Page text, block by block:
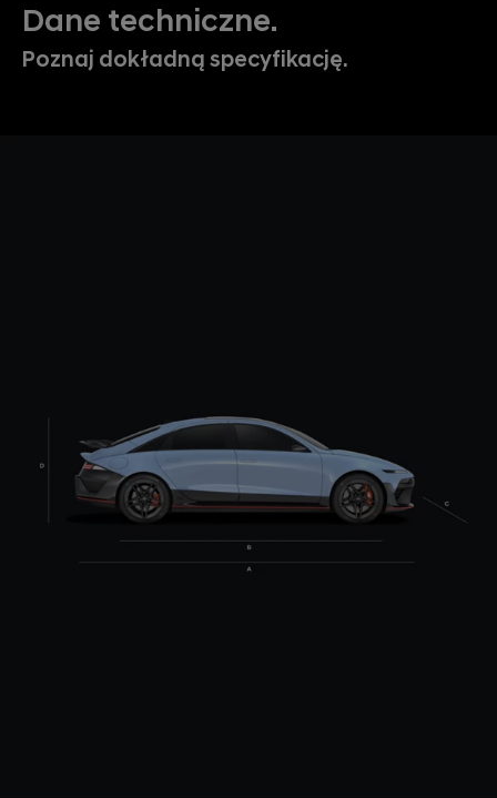
Dane techniczne.
Poznaj dokładną specyfikację.